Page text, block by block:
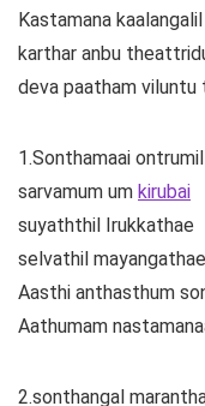
Kastamana kaalangalil
karthar anbu
deva paatham viluntu
1.Sonthamaai
sarvamum um kirubai
suyaththil Irukkathae
selvathil mayangathae
Aasthi anthasthum
Aathumam
2.sonthangal